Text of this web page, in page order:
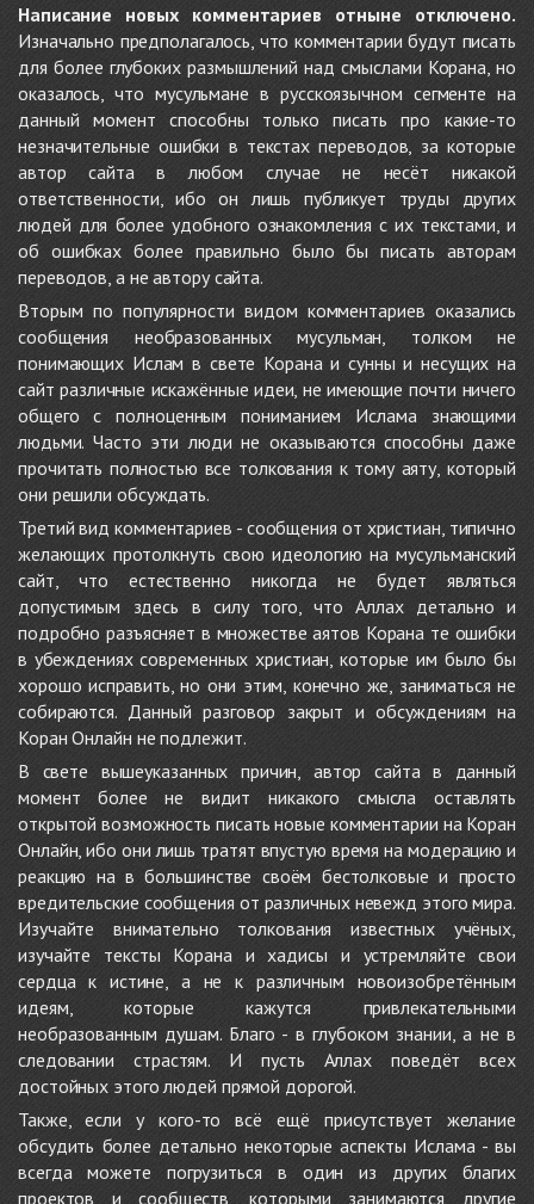
Написание новых комментариев отныне отключено.
Изначально предполагалось, что комментарии будут писать
для более глубоких размышлений над смыслами Корана, но
оказалось, что мусульмане в русскоязычном сегменте на
данный момент способны только писать про какие-то
незначительные ошибки в текстах переводов, за которые
автор сайта в любом случае не несёт никакой
ответственности, ибо он лишь публикует труды других
людей для более удобного ознакомления с их текстами, и
об ошибках более правильно было бы писать авторам
переводов, а не автору сайта.
Вторым по популярности видом комментариев оказались
сообщения необразованных мусульман, толком не
понимающих Ислам в свете Корана и сунны и несущих на
сайт различные искажённые идеи, не имеющие почти ничего
общего с полноценным пониманием Ислама знающими
людьми. Часто эти люди не оказываются способны даже
прочитать полностью все толкования к тому аяту, который
они решили обсуждать.
Третий вид комментариев - сообщения от христиан, типично
желающих протолкнуть свою идеологию на мусульманский
сайт, что естественно никогда не будет являться
допустимым здесь в силу того, что Аллах детально и
подробно разъясняет в множестве аятов Корана те ошибки
в убеждениях современных христиан, которые им было бы
хорошо исправить, но они этим, конечно же, заниматься не
собираются. Данный разговор закрыт и обсуждениям на
Коран Онлайн не подлежит.
В свете вышеуказанных причин, автор сайта в данный
момент более не видит никакого смысла оставлять
открытой возможность писать новые комментарии на Коран
Онлайн, ибо они лишь тратят впустую время на модерацию и
реакцию на в большинстве своём бестолковые и просто
вредительские сообщения от различных невежд этого мира.
Изучайте внимательно толкования известных учёных,
изучайте тексты Корана и хадисы и устремляйте свои
сердца к истине, а не к различным новоизобретённым
идеям, которые кажутся привлекательными
необразованным душам. Благо - в глубоком знании, а не в
следовании страстям. И пусть Аллах поведёт всех
достойных этого людей прямой дорогой.
Также, если у кого-то всё ещё присутствует желание
обсудить более детально некоторые аспекты Ислама - вы
всегда можете погрузиться в один из других благих
проектов и сообществ, которыми занимаются другие